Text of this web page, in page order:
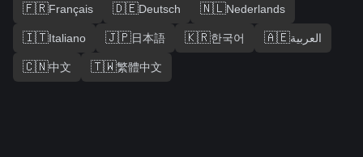
🇫🇷Français 🇩🇪Deutsch 🇳🇱Nederlands
🇮🇹Italiano 🇯🇵日本語 🇰🇷한국어 🇦🇪العربية
🇨🇳中文 🇹🇼繁體中文